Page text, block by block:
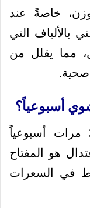
خاصةً عند
بالألياف التي
مما يقلل من
صحية.
أسبوعياً؟
ينصح بتناول الذرة المشوي 2-3 مرات أسبوعياً
هو المفتاح
في السعرات